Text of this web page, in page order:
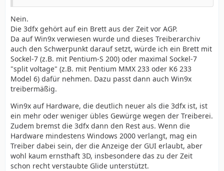
Nein.
Die 3dfx gehört auf ein Brett aus der Zeit vor AGP.
Da auf Win9x verwiesen wurde und dieses Treiberarchiv
auch den Schwerpunkt darauf setzt, würde ich ein Brett mit
Sockel-7 (z.B. mit Pentium-S 200) oder maximal Sockel-7
"split voltage" (z.B. mit Pentium MMX 233 oder K6 233
Model 6) dafür nehmen. Dazu passt dann auch Win9x
treibermäßig.
Win9x auf Hardware, die deutlich neuer als die 3dfx ist, ist
ein mehr oder weniger übles Gewürge wegen der Treiberei.
Zudem bremst die 3dfx dann den Rest aus. Wenn die
Hardware mindestens Windows 2000 verlangt, mag ein
Treiber dabei sein, der die Anzeige der GUI erlaubt, aber
wohl kaum ernsthaft 3D, insbesondere das zu der Zeit
schon recht verstaubte Glide unterstützt.